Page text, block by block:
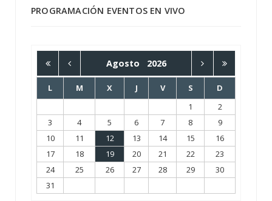
PROGRAMACIÓN EVENTOS EN VIVO
Agosto 2026
L M X J V S
D
1
2
3
4 5 6 7 8
9
10
11 12 13 14 15
16
17
18 19 20 21 22
23
24
25 26 27 28 29
30
31